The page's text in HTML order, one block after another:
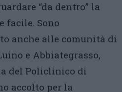
“da dentro” la
facile. Sono
anche alle comunità di
e Abbiategrasso,
del Policlinico di
accolto per la